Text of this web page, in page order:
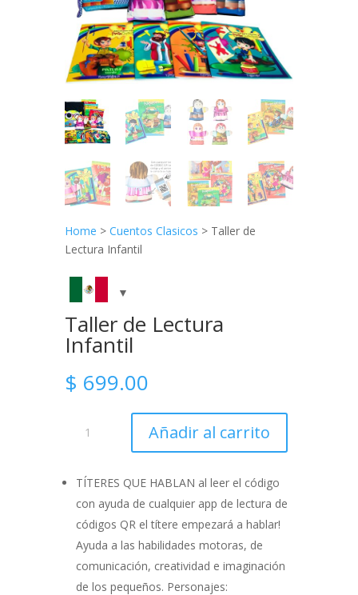
Home > Cuentos Clasicos > Taller de
Lectura Infantil
Taller de Lectura
Infantil
$ 699.00
Infantil
cantidad
Añadir al carrito
TÍTERES QUE HABLAN al leer el código
con ayuda de cualquier app de lectura de
códigos QR el títere empezará a hablar!
Ayuda a las habilidades motoras, de
comunicación, creatividad e imaginación
de los pequeños. Personajes: